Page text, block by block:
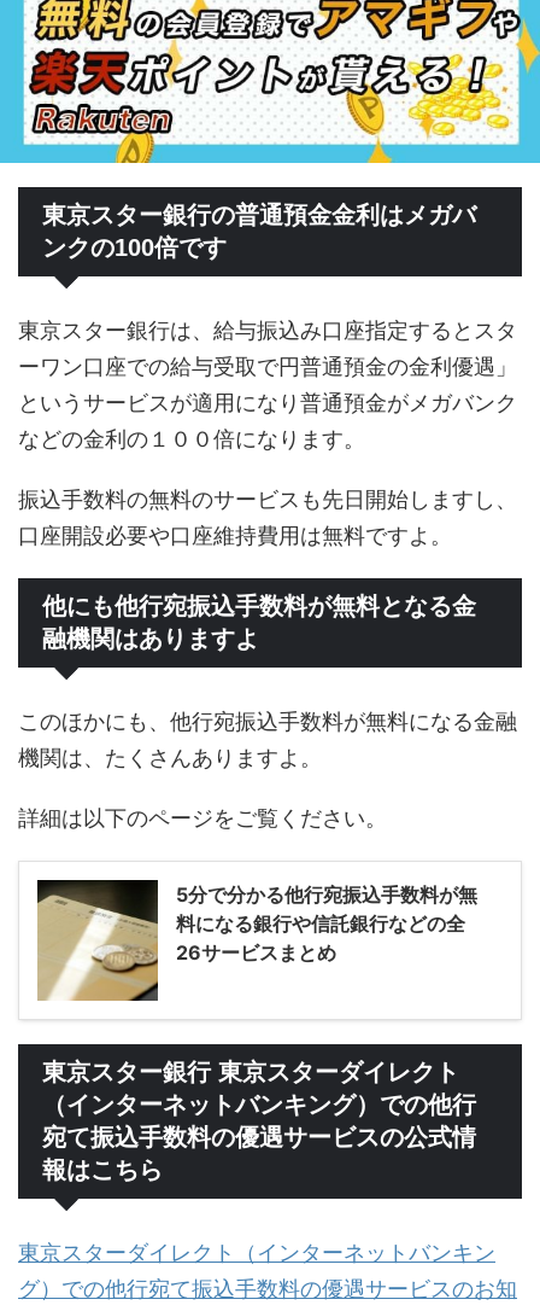
東京スター銀行の普通預金金利はメガバ
ンクの100倍です
東京スター銀行は、給与振込み口座指定するとスタ
ーワン口座での給与受取で円普通預金の金利優遇」
というサービスが適用になり普通預金がメガバンク
などの金利の１００倍になります。
振込手数料の無料のサービスも先日開始しますし、
口座開設必要や口座維持費用は無料ですよ。
他にも他行宛振込手数料が無料となる金
融機関はありますよ
このほかにも、他行宛振込手数料が無料になる金融
機関は、たくさんありますよ。
詳細は以下のページをご覧ください。
5分で分かる他行宛振込手数料が無
料になる銀行や信託銀行などの全
26サービスまとめ
東京スター銀行 東京スターダイレクト
（インターネットバンキング）での他行
宛て振込手数料の優遇サービスの公式情
報はこちら
東京スターダイレクト（インターネットバンキン
グ）での他行宛て振込手数料の優遇サービスのお知